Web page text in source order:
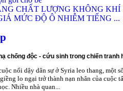
CHẤT LƯỢNG KHÔNG KHÍ
MỨC ĐỘ Ô NHIỄM TIẾNG ...
chống độc - cứu sinh trong chiến tranh
nổi dậy dân sự ở Syria leo thang, một
lo ngại trở thành nạn nhân của cuộc
Nhiều nhà quan...